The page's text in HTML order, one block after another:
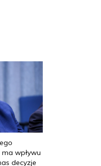
wpływu
decyzje